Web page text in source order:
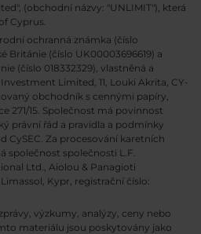
(obchodní názvy: "UNLIMIT"), která
Cyprus.
ochranná známka (číslo
Británie (číslo UK00003696619) a
(číslo 018332329), vlastněná a
Limited, 11, Louki Akrita, CY-
obchodník s cennými papíry,
271/15. Společnost má povinnost
právní řád a pravidla a podmínky
CySEC. Za procesování karetních
společnost společnosti L.F.
Ltd., Aiolou & Panagioti
Kypr, registrační číslo:
výzkumy, analýzy, ceny nebo
materiálu jsou poskytovány jako